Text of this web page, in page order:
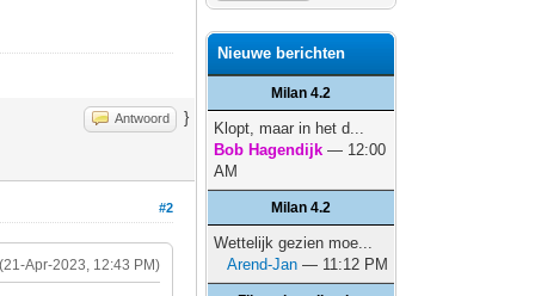
Antwoord }
#2
(21-Apr-2023, 12:43 PM)
Nieuwe berichten
Milan 4.2
Klopt, maar in het d...
Bob Hagendijk — 12:00
AM
Milan 4.2
Wettelijk gezien moe...
Arend-Jan — 11:12 PM